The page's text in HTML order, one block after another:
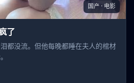
国产 · 电影
了
都没流。但他每晚都睡在夫人的棺材